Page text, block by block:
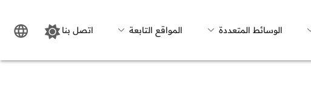
الوسائط المتعددة المواقع التابعة اتصل بنا